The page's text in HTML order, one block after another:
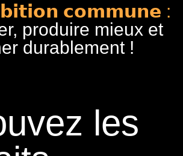
𝗰𝗼𝗺𝗺𝘂𝗻𝗲 :
produire mieux et
durablement !
les